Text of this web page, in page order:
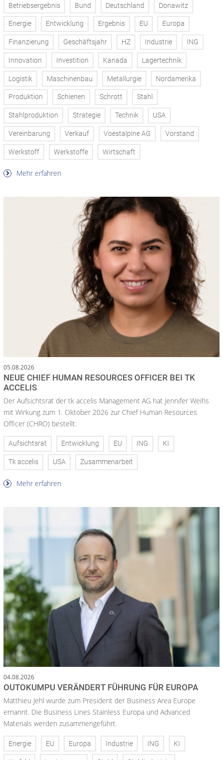
Betriebsergebnis Bund Deutschland Donawitz
Energie Entwicklung Ergebnis EU Europa
Finanzierung Geschäftsjahr HZ Industrie ING
Innovation Investition Kanada Lagertechnik
Logistik Maschinenbau Metallurgie Nordamerika
Produktion Schienen Schrott Stahl
Stahlproduktion Strategie Technik USA
Vereinbarung Verkauf Voestalpine AG Vorstand
Werkstoff Werkstoffe Wirtschaft
Mehr erfahren
05.08.2026
NEUE CHIEF HUMAN RESOURCES OFFICER BEI TK
ACCELIS
Der Aufsichtsrat der tk accelis Management AG hat Jennifer Weihs
mit Wirkung zum 1. Oktober 2026 zur Chief Human Resources
Officer (CHRO) bestellt.
Aufsichtsrat Entwicklung EU ING KI
Tk accelis USA Zusammenarbeit
Mehr erfahren
04.08.2026
OUTOKUMPU VERÄNDERT FÜHRUNG FÜR EUROPA
Matthieu Jehl wurde zum President der Business Area Europe
ernannt. Die Business Lines Stainless Europa und Advanced
Materials werden zusammengeführt.
Energie EU Europa Industrie ING KI